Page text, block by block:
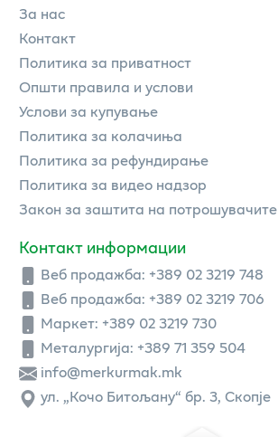
За нас
Контакт
Политика за приватност
Општи правила и услови
Услови за купување
Политика за колачиња
Политика за рефундирање
Политика за видео надзор
Закон за заштита на потрошувачите
Контакт информации
Веб продажба: +389 02 3219 748
Веб продажба: +389 02 3219 706
Маркет: +389 02 3219 730
Металургија: +389 71 359 504
info@merkurmak.mk
ул. „Кочо Битољану“ бр. 3, Скопје